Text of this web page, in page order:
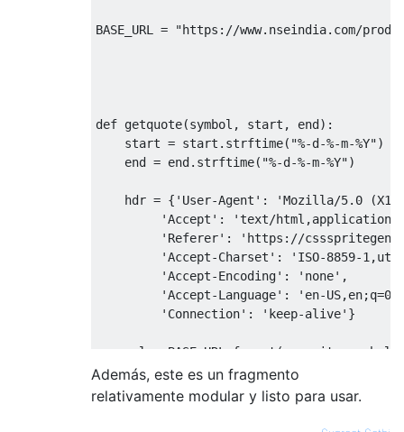
BASE_URL = "https://www.nseindia.com/
def getquote(symbol , start , end):
    start
= start . strftime( "%-d-%-m-%Y")
    end
= end. strftime( "%-d-%-m-%Y")
    hdr
= { 'User-Agent' :
'Mozilla/5.0 (X11;
'Accept' :
'text/html,application/
'Referer' :
'https://
'Accept-Charset' :
'ISO-8859-
'Accept-Encoding' : 'none' ,
'Accept-Language' :
'en-
'Connection' : 'keep-alive' }
    url
BASE_URL format ( security symbol
    d
= get(url , headers=hdr)
    soup
d content ,
find 'div'
payload ))
Además, este es un fragmento
relativamente modular y listo para usar.